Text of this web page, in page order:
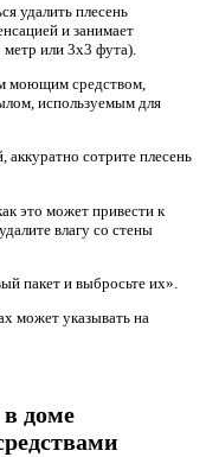
удалить плесень
и занимает
или 3x3 фута).
моющим средством,
используемым для
сотрите плесень
это может привести к
влагу со стены
пакет и выбросьте их».
может указывать на
доме